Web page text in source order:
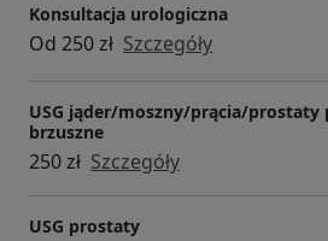
Konsultacja urologiczna
Od 250 zł Szczegóły
USG jąder/moszny/prącia/prostaty
brzuszne
250 zł Szczegóły
USG prostaty